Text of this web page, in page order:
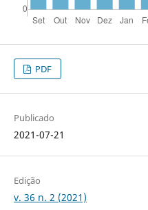
PDF
Publicado
2021-07-21
Edição
v. 36 n. 2 (2021)